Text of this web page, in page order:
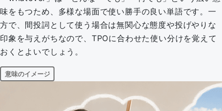
味をもつため、多様な場面で使い勝手の良い単語です。一
方で、間投詞として使う場合は無関心な態度や投げやりな
印象を与えがちなので、TPOに合わせた使い分けを覚えて
おくとよいでしょう。
意味のイメージ